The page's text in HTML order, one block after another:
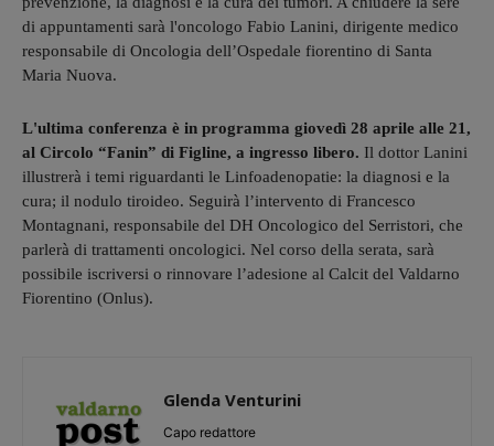
di appuntamenti sarà l'oncologo Fabio Lanini, dirigente medico
responsabile di Oncologia dell’Ospedale fiorentino di Santa
Maria Nuova.
L'ultima conferenza è in programma giovedì 28 aprile alle 21,
al Circolo “Fanin” di Figline, a ingresso libero. Il dottor Lanini
illustrerà i temi riguardanti le Linfoadenopatie: la diagnosi e la
cura; il nodulo tiroideo. Seguirà l’intervento di Francesco
Montagnani, responsabile del DH Oncologico del Serristori, che
parlerà di trattamenti oncologici. Nel corso della serata, sarà
possibile iscriversi o rinnovare l’adesione al Calcit del Valdarno
Fiorentino (Onlus).
Glenda Venturini
Capo redattore